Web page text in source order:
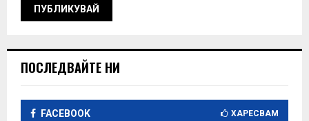
ПОСЛЕДВАЙТЕ НИ
FACEBOOK ХАРЕСВАМ